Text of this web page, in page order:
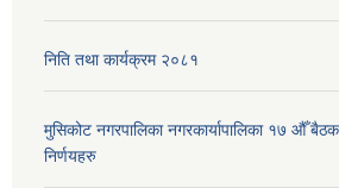
निति तथा कार्यक्रम २०८१
मुसिकोट नगरपालिका नगरकार्यापालिका १७ औँ
निर्णयहरु